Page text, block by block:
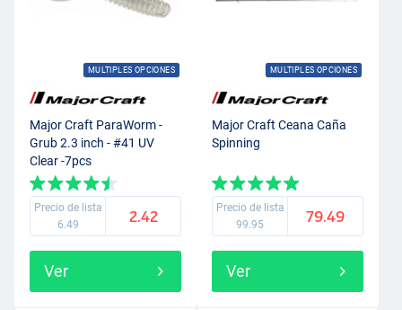
MULTIPLES OPCIONES
Major Craft ParaWorm -
Grub 2.3 inch - #41 UV
Clear -7pcs
Precio de lista
6.49
2.42
Ver
MULTIPLES OPCIONES
Major Craft Ceana Caña
Spinning
Precio de lista
99.95
79.49
Ver